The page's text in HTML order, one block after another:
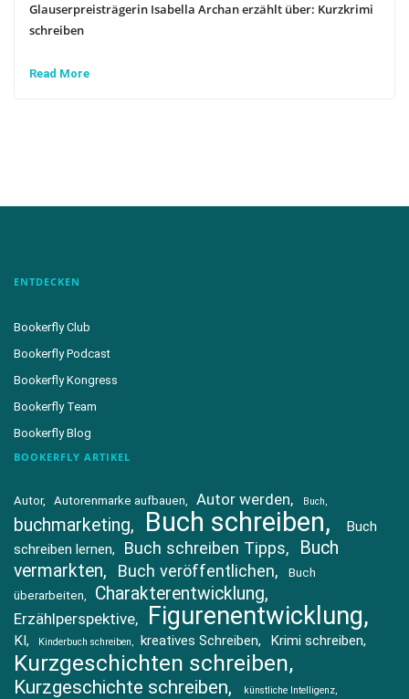
Glauserpreisträgerin Isabella Archan erzählt über: Kurzkrimi
schreiben
Read More
ENTDECKEN
Bookerfly Club
Bookerfly Podcast
Bookerfly Kongress
Bookerfly Team
Bookerfly Blog
BOOKERFLY ARTIKEL
Autor Autorenmarke aufbauen Autor werden Buch
buchmarketing Buch schreiben
Buch
schreiben lernen
Buch schreiben Tipps
Buch
vermarkten
Buch veröffentlichen
Buch
überarbeiten
Charakterentwicklung
Erzählperspektive Figurenentwicklung
KI Kinderbuch schreiben kreatives Schreiben Krimi schreiben
Kurzgeschichten schreiben
Kurzgeschichte schreiben künstliche Intelligenz